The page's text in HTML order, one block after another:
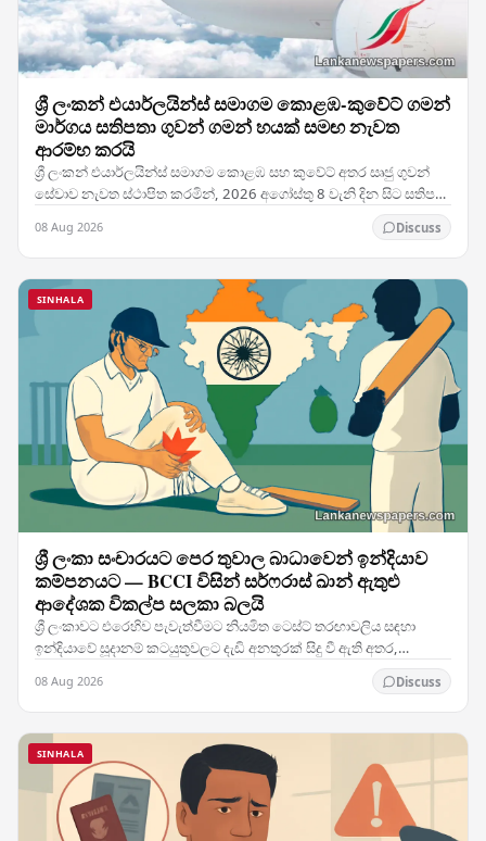
ශ්‍රී ලංකන් එයාර්ලයින්ස් සමාගම කොළඹ-කුවේට් ගමන්
මාර්ගය සතිපතා ගුවන් ගමන් හයක් සමඟ නැවත
ආරම්භ කරයි
ශ්‍රී ලංකන් එයාර්ලයින්ස් සමාගම කොළඹ සහ කුවේට් අතර සෘජු ගුවන්
සේවාව නැවත ස්ථාපිත කරමින්, 2026 අගෝස්තු 8 වැනි දින සිට සතිපතා
08 Aug 2026 Discuss
SINHALA
ශ්‍රී ලංකා සංචාරයට පෙර තුවාල බාධාවෙන් ඉන්දියාව
කම්පනයට — BCCI විසින් සර්ෆරාස් ඛාන් ඇතුළු
ආදේශක විකල්ප සලකා බලයි
ශ්‍රී ලංකාවට එරෙහිව පැවැත්වීමට නියමිත ටෙස්ට් තරඟාවලිය සඳහා
ඉන්දියාවේ සූදානම් කටයුතුවලට දැඩි අනතුරක් සිදු වී ඇති අතර,
08 Aug 2026 Discuss
SINHALA